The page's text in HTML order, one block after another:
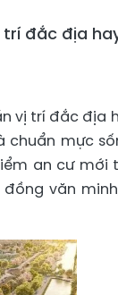
đắc địa
vị trí đắc địa
mực
an cư mới
văn